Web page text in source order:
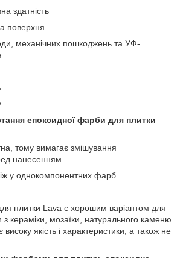
здатність
поверхня
механічних пошкоджень та УФ-
епоксидної фарби для плитки
тому вимагає змішування
нанесенням
у однокомпонентних фарб
плитки Lava є хорошим варіантом для
кераміки, мозаїки, натурального каменю
якість і характеристики, а також не